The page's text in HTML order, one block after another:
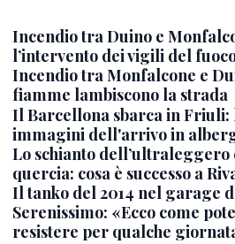
Incendio tra Duino e
l’intervento dei vigili del
Incendio tra Monfalcone e
fiamme lambiscono la strada
Il Barcellona sbarca in Friuli:
immagini dell'arrivo in
Lo schianto dell’ultraleggero
quercia: cosa è successo a
Il tanko del 2014 nel garage
Serenissimo: «Ecco come
resistere per qualche